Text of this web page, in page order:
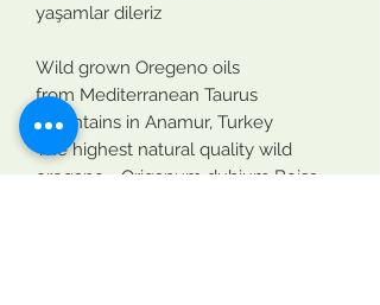
yaşamlar dileriz
Wild grown Oregeno oils
from Mediterranean Taurus
Mountains in Anamur, Turkey
The highest natural quality wild
oregano - Origanum dubium Boiss